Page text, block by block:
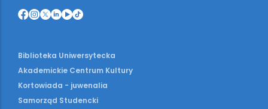
Biblioteka Uniwersytecka
Akademickie Centrum Kultury
Kortowiada - juwenalia
Samorząd Studencki